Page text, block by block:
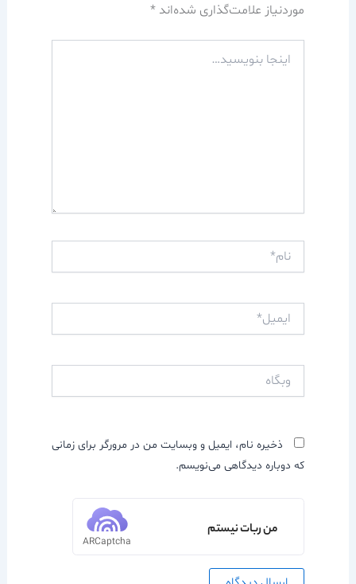
موردنیاز علامت‌گذاری شده‌اند *
بنویسید…
ذخیره نام، ایمیل و وبسایت من در مرورگر برای زمانی
که دوباره دیدگاهی می‌نویسم.
من ربات نیستم
ARCaptcha